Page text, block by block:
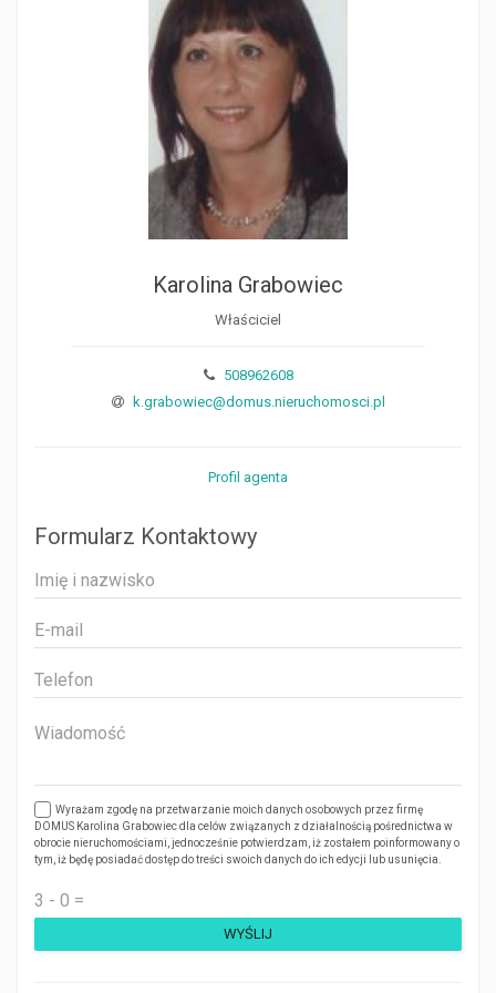
Karolina Grabowiec
Właściciel
508962608
k.grabowiec@domus.nieruchomosci.pl
Profil agenta
Formularz Kontaktowy
Wyrażam zgodę na przetwarzanie moich danych osobowych przez firmę
DOMUS Karolina Grabowiec dla celów związanych z działalnością pośrednictwa w
obrocie nieruchomościami, jednocześnie potwierdzam, iż zostałem poinformowany o
tym, iż będę posiadać dostęp do treści swoich danych do ich edycji lub usunięcia.